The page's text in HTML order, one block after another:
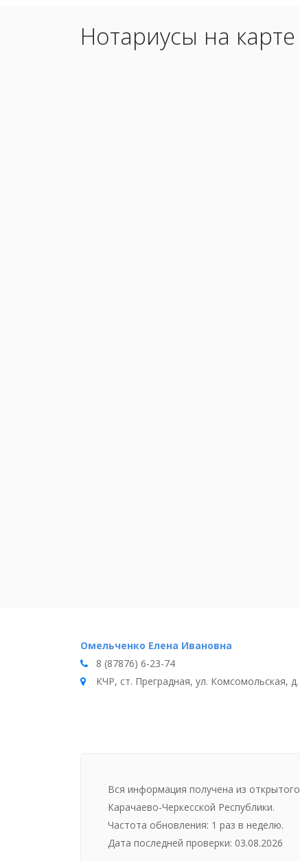
Нотариусы на карте
Омельченко Елена Ивановна
8 (87876) 6-23-74
КЧР, ст. Преградная, ул. Комсомольская, д.
Вся информация получена из
Карачаево-Черкесской Республики.
Частота обновления: 1 раз в неделю.
Дата последней проверки: 03.08.2026